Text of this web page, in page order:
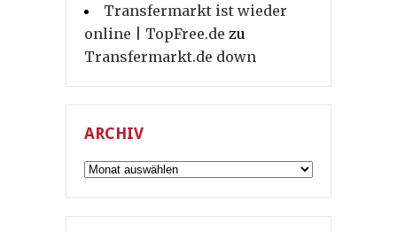
Transfermarkt ist wieder
online | TopFree.de zu
Transfermarkt.de down
ARCHIV
Archiv